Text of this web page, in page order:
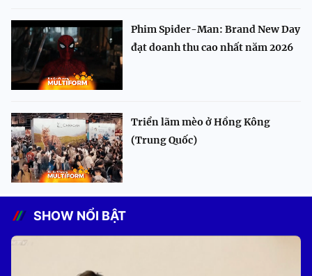
Phim Spider-Man: Brand New Day
đạt doanh thu cao nhất năm 2026
Triển lãm mèo ở Hồng Kông
(Trung Quốc)
SHOW NỔI BẬT